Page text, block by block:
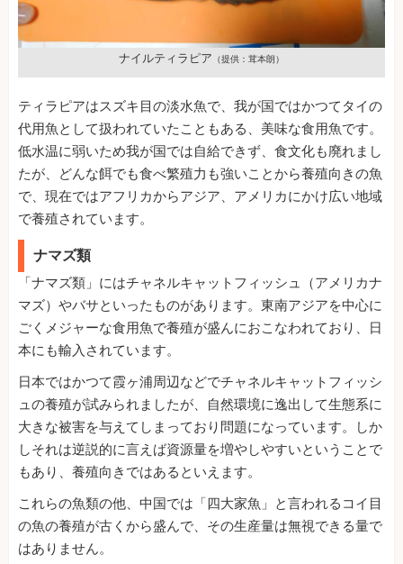
ナイルティラピア （提供：茸本朗）
ティラピアはスズキ目の淡水魚で、我が国ではかつてタイの
代用魚として扱われていたこともある、美味な食用魚です。
低水温に弱いため我が国では自給できず、食文化も廃れまし
たが、どんな餌でも食べ繁殖力も強いことから養殖向きの魚
で、現在ではアフリカからアジア、アメリカにかけ広い地域
で養殖されています。
ナマズ類
「ナマズ類」にはチャネルキャットフィッシュ（アメリカナ
マズ）やバサといったものがあります。東南アジアを中心に
ごくメジャーな食用魚で養殖が盛んにおこなわれており、日
本にも輸入されています。
日本ではかつて霞ヶ浦周辺などでチャネルキャットフィッシ
ュの養殖が試みられましたが、自然環境に逸出して生態系に
大きな被害を与えてしまっており問題になっています。しか
しそれは逆説的に言えば資源量を増やしやすいということで
もあり、養殖向きではあるといえます。
これらの魚類の他、中国では「四大家魚」と言われるコイ目
の魚の養殖が古くから盛んで、その生産量は無視できる量で
はありません。